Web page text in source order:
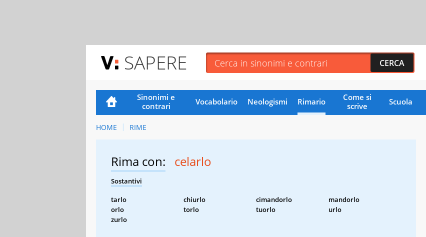
SAPERE
Sinonimi e
contrari
Vocabolario Neologismi Rimario
Come si
scrive
Scuola
HOME RIME
Rima con: celarlo
Sostantivi
tarlo chiurlo cimandorlo
mandorlo
orlo
torlo tuorlo
urlo
zurlo